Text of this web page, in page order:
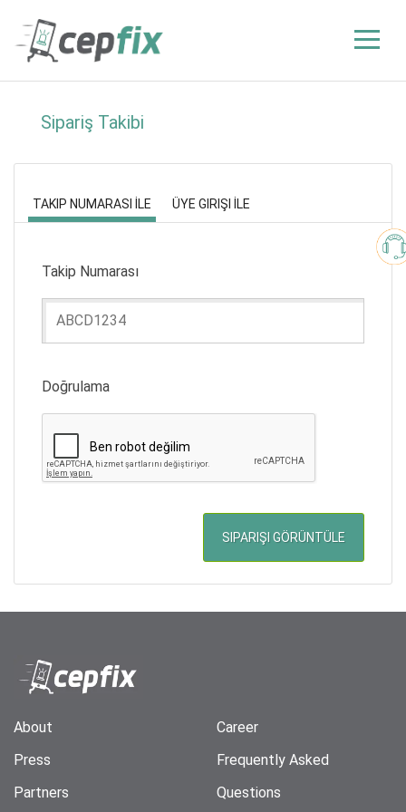
Sipariş Takibi
TAKIP NUMARASI İLE ÜYE GIRIŞI İLE
Takip Numarası
Doğrulama
About
Press
Partners
Career
Frequently Asked
Questions